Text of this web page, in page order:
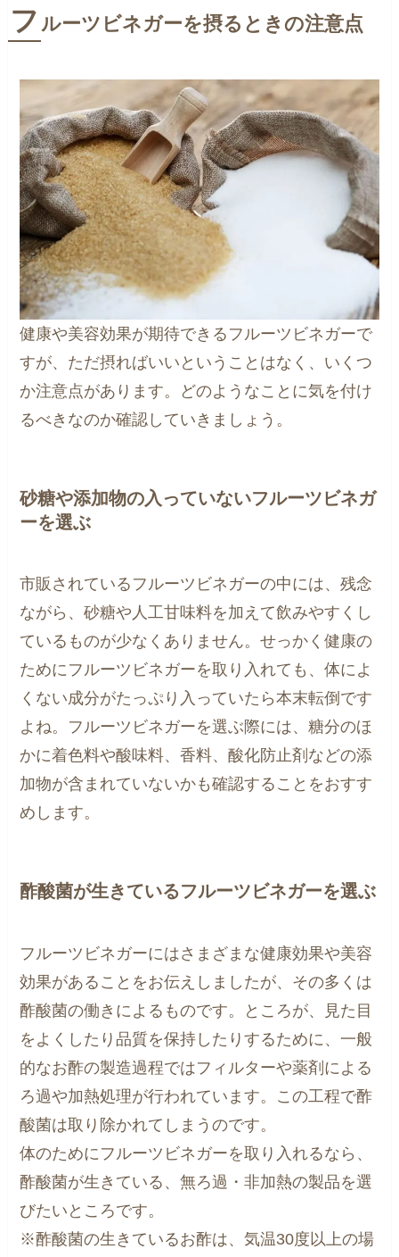
フ ルーツビネガーを摂るときの注意点
健康や美容効果が期待できるフルーツビネガーで
すが、ただ摂ればいいということはなく、いくつ
か注意点があります。どのようなことに気を付け
るべきなのか確認していきましょう。
砂糖や添加物の入っていないフルーツビネガ
ーを選ぶ
市販されているフルーツビネガーの中には、残念
ながら、砂糖や人工甘味料を加えて飲みやすくし
ているものが少なくありません。せっかく健康の
ためにフルーツビネガーを取り入れても、体によ
くない成分がたっぷり入っていたら本末転倒です
よね。フルーツビネガーを選ぶ際には、糖分のほ
かに着色料や酸味料、香料、酸化防止剤などの添
加物が含まれていないかも確認することをおすす
めします。
酢酸菌が生きているフルーツビネガーを選ぶ
フルーツビネガーにはさまざまな健康効果や美容
効果があることをお伝えしましたが、その多くは
酢酸菌の働きによるものです。ところが、見た目
をよくしたり品質を保持したりするために、一般
的なお酢の製造過程ではフィルターや薬剤による
ろ過や加熱処理が行われています。この工程で酢
酸菌は取り除かれてしまうのです。
体のためにフルーツビネガーを取り入れるなら、
酢酸菌が生きている、無ろ過・非加熱の製品を選
びたいところです。
※酢酸菌の生きているお酢は、気温30度以上の場